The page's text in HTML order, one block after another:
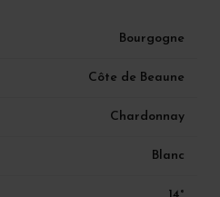
Bourgogne
Côte de Beaune
Chardonnay
Blanc